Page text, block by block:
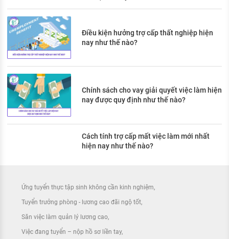
Điều kiện hưởng trợ cấp thất nghiệp hiện
nay như thế nào?
Chính sách cho vay giải quyết việc làm hiện
nay được quy định như thế nào?
Cách tính trợ cấp mất việc làm mới nhất
hiện nay như thế nào?
Ứng tuyển thực tập sinh không cần kinh nghiệm
Tuyển trưởng phòng - lương cao đãi ngộ tốt
Săn việc làm quản lý lương cao
Việc đang tuyển – nộp hồ sơ liền tay